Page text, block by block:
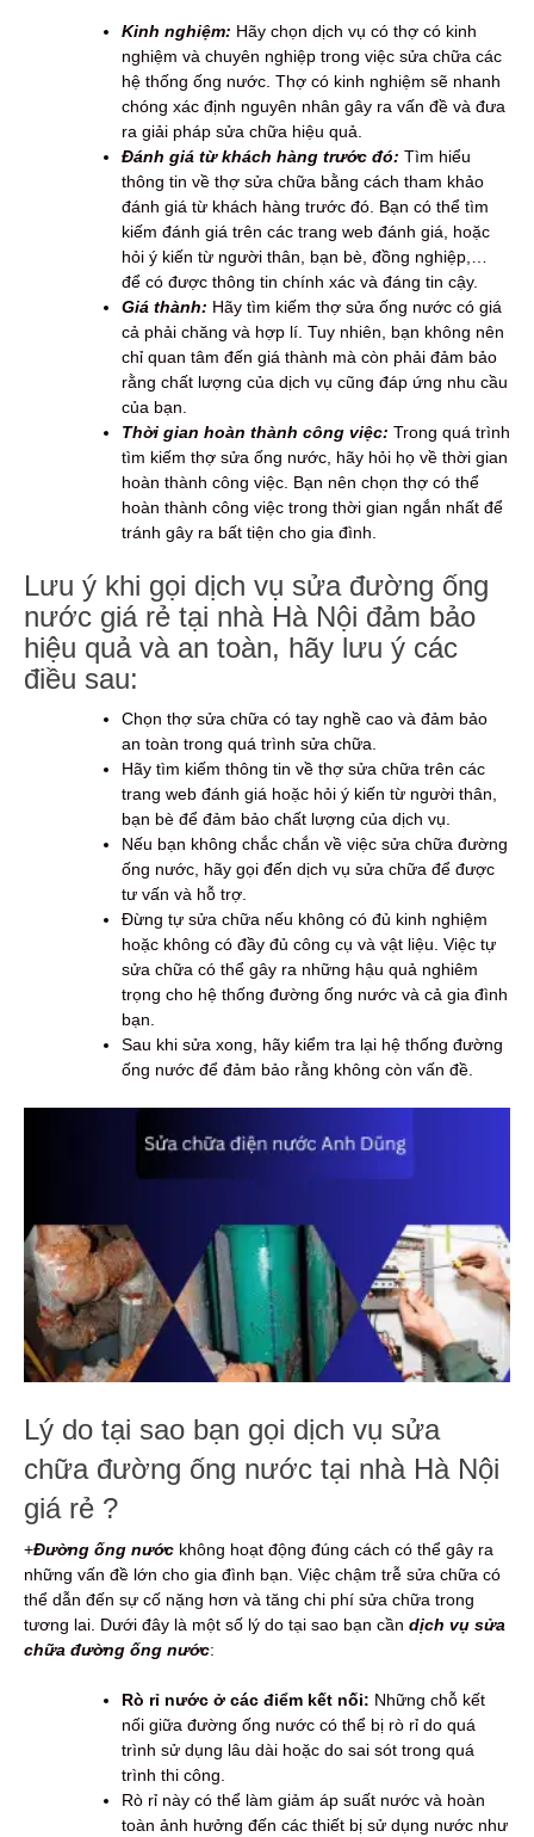
Kinh nghiệm: Hãy chọn dịch vụ có thợ có kinh
nghiệm và chuyên nghiệp trong việc sửa chữa các
hệ thống ống nước. Thợ có kinh nghiệm sẽ nhanh
chóng xác định nguyên nhân gây ra vấn đề và đưa
ra giải pháp sửa chữa hiệu quả.
Đánh giá từ khách hàng trước đó: Tìm hiểu
thông tin về thợ sửa chữa bằng cách tham khảo
đánh giá từ khách hàng trước đó. Bạn có thể tìm
kiếm đánh giá trên các trang web đánh giá, hoặc
hỏi ý kiến từ người thân, bạn bè, đồng nghiệp,…
để có được thông tin chính xác và đáng tin cậy.
Giá thành: Hãy tìm kiếm thợ sửa ống nước có giá
cả phải chăng và hợp lí. Tuy nhiên, bạn không nên
chỉ quan tâm đến giá thành mà còn phải đảm bảo
rằng chất lượng của dịch vụ cũng đáp ứng nhu cầu
của bạn.
Thời gian hoàn thành công việc: Trong quá trình
tìm kiếm thợ sửa ống nước, hãy hỏi họ về thời gian
hoàn thành công việc. Bạn nên chọn thợ có thể
hoàn thành công việc trong thời gian ngắn nhất để
tránh gây ra bất tiện cho gia đình.
Lưu ý khi gọi dịch vụ sửa đường ống
nước giá rẻ tại nhà Hà Nội đảm bảo
hiệu quả và an toàn, hãy lưu ý các
điều sau:
Chọn thợ sửa chữa có tay nghề cao và đảm bảo
an toàn trong quá trình sửa chữa.
Hãy tìm kiếm thông tin về thợ sửa chữa trên các
trang web đánh giá hoặc hỏi ý kiến từ người thân,
bạn bè để đảm bảo chất lượng của dịch vụ.
Nếu bạn không chắc chắn về việc sửa chữa đường
ống nước, hãy gọi đến dịch vụ sửa chữa để được
tư vấn và hỗ trợ.
Đừng tự sửa chữa nếu không có đủ kinh nghiệm
hoặc không có đầy đủ công cụ và vật liệu. Việc tự
sửa chữa có thể gây ra những hậu quả nghiêm
trọng cho hệ thống đường ống nước và cả gia đình
bạn.
Sau khi sửa xong, hãy kiểm tra lại hệ thống đường
ống nước để đảm bảo rằng không còn vấn đề.
Lý do tại sao bạn gọi dịch vụ sửa
chữa đường ống nước tại nhà Hà Nội
giá rẻ ?
+Đường ống nước không hoạt động đúng cách có thể gây ra
những vấn đề lớn cho gia đình bạn. Việc chậm trễ sửa chữa có
thể dẫn đến sự cố nặng hơn và tăng chi phí sửa chữa trong
tương lai. Dưới đây là một số lý do tại sao bạn cần dịch vụ sửa
chữa đường ống nước:
Rò rỉ nước ở các điểm kết nối: Những chỗ kết
nối giữa đường ống nước có thể bị rò rỉ do quá
trình sử dụng lâu dài hoặc do sai sót trong quá
trình thi công.
Rò rỉ này có thể làm giảm áp suất nước và hoàn
toàn ảnh hưởng đến các thiết bị sử dụng nước như